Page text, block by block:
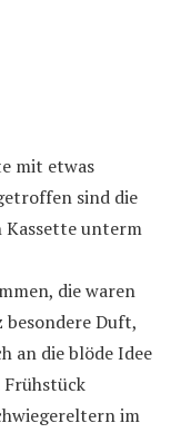
mit etwas
sind die
unterm
die waren
besondere Duft,
an die blöde Idee
im